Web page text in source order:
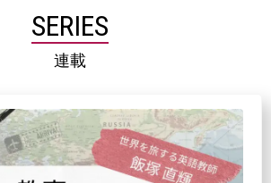
SERIES
連載